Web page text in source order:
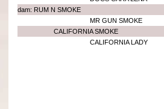
dam: RUM N SMOKE
MR GUN SMOKE
CALIFORNIA SMOKE
CALIFORNIA LADY